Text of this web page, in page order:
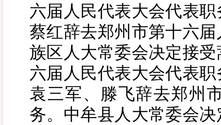
六届人民代表大会代表
蔡红辞去郑州市第十六
族区人大常委会决定接
六届人民代表大会代表
袁三军、滕飞辞去郑州
务。中牟县人大常委会